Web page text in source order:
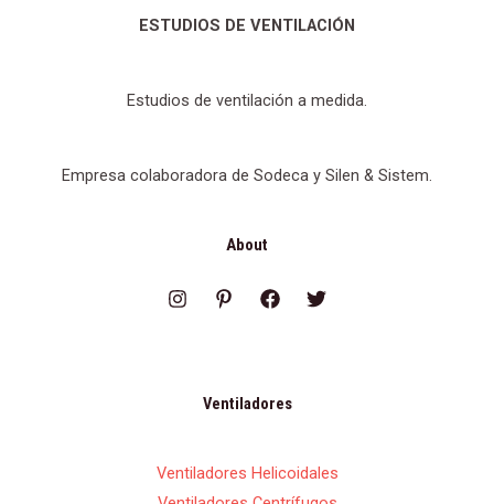
ESTUDIOS DE VENTILACIÓN
Estudios de ventilación a medida.
Empresa colaboradora de Sodeca y Silen & Sistem.
About
Ventiladores
Ventiladores Helicoidales